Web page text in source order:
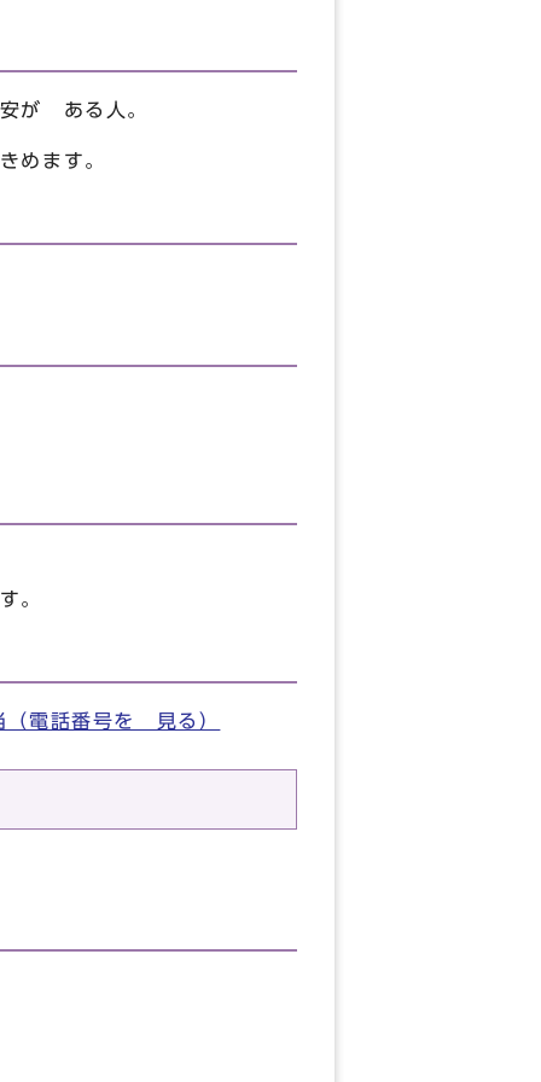
が ある人。
ます。
。
（電話番号を 見る）